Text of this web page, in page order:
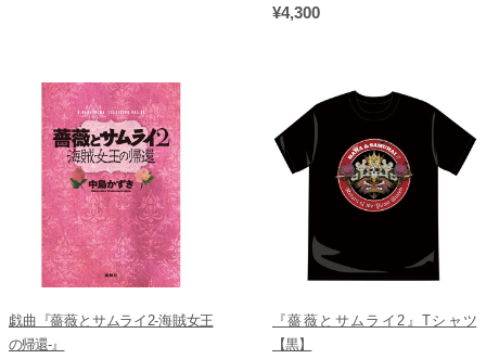
¥4,300
戯曲『薔薇とサムライ2-海賊女王
の帰還-』
『薔薇とサムライ2』Tシャツ
【黒】